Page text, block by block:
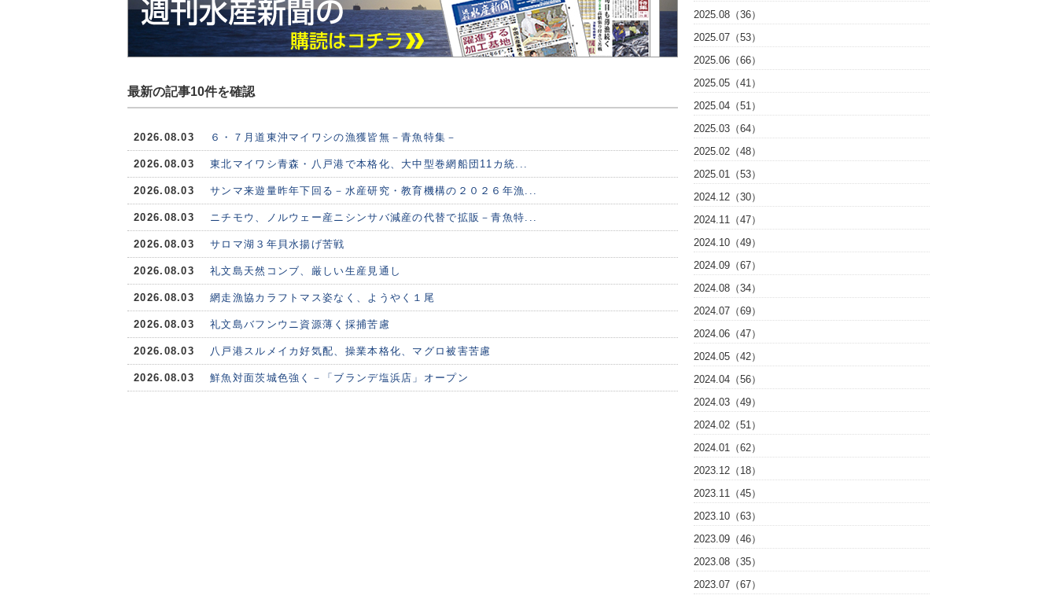
最新の記事10件を確認
2026.08.03 ６・７月道東沖マイワシの漁獲皆無－青魚特集－
2026.08.03 東北マイワシ青森・八戸港で本格化、大中型巻網船団11カ統...
2026.08.03 サンマ来遊量昨年下回る－水産研究・教育機構の２０２６年漁...
2026.08.03 ニチモウ、ノルウェー産ニシンサバ減産の代替で拡販－青魚特...
2026.08.03 サロマ湖３年貝水揚げ苦戦
2026.08.03 礼文島天然コンブ、厳しい生産見通し
2026.08.03 網走漁協カラフトマス姿なく、ようやく１尾
2026.08.03 礼文島バフンウニ資源薄く採捕苦慮
2026.08.03 八戸港スルメイカ好気配、操業本格化、マグロ被害苦慮
2026.08.03 鮮魚対面茨城色強く－「ブランデ塩浜店」オープン
2025.08（36）
2025.07（53）
2025.06（66）
2025.05（41）
2025.04（51）
2025.03（64）
2025.02（48）
2025.01（53）
2024.12（30）
2024.11（47）
2024.10（49）
2024.09（67）
2024.08（34）
2024.07（69）
2024.06（47）
2024.05（42）
2024.04（56）
2024.03（49）
2024.02（51）
2024.01（62）
2023.12（18）
2023.11（45）
2023.10（63）
2023.09（46）
2023.08（35）
2023.07（67）